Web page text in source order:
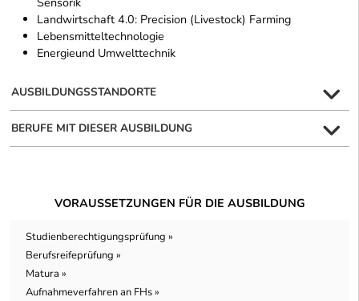
Landwirtschaft 4.0: Precision (Livestock) Farming
Lebensmitteltechnologie
Energie­und Umwelttechnik
AUSBILDUNGSSTANDORTE
BERUFE MIT DIESER AUSBILDUNG
VORAUSSETZUNGEN FÜR DIE AUSBILDUNG
Studienberechtigungsprüfung »
Berufsreifeprüfung »
Matura »
Aufnahmeverfahren an FHs »